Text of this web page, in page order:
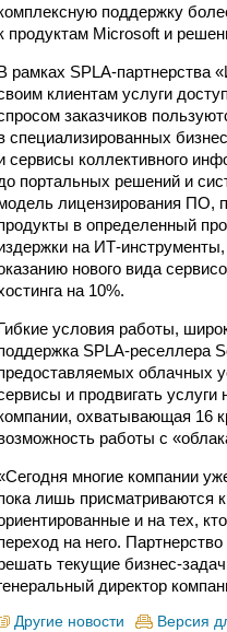
поддержку
продуктам Microsoft и
рамках SPLA-партнерства
клиентам услуги
заказчиков
специализированных
сервисы коллективного
портальных решений и
лицензирования ПО,
в определенный
на ИТ-
нового вида
на 10%.
условия работы,
SPLA-реселлера
облачных
и продвигать услуги
охватывающая 16
работы с
многие компании
лишь присматриваются
и на тех,
на него.
текущие бизнес-
директор
Другие новости Версия